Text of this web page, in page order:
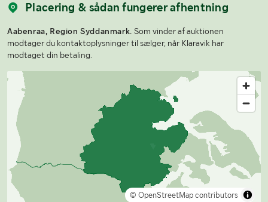
Placering & sådan fungerer afhentning
Aabenraa, Region Syddanmark. Som vinder af auktionen
modtager du kontaktoplysninger til sælger, når Klaravik har
modtaget din betaling.
© OpenStreetMap contributors